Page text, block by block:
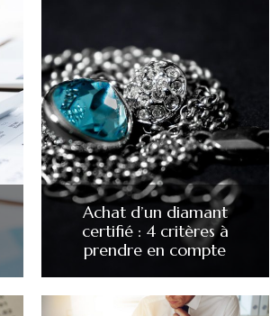
Achat d’un diamant
certifié : 4 critères à
prendre en compte